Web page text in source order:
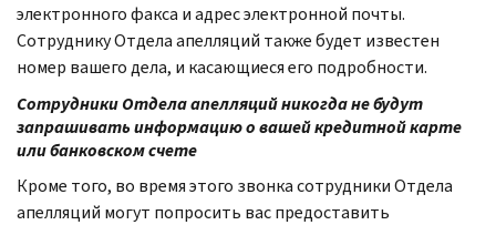
электронного факса и адрес электронной почты.
Сотруднику Отдела апелляций также будет известен
номер вашего дела, и касающиеся его подробности.
Сотрудники Отдела апелляций никогда не будут
запрашивать информацию о вашей кредитной карте
или банковском счете
Кроме того, во время этого звонка сотрудники Отдела
апелляций могут попросить вас предоставить